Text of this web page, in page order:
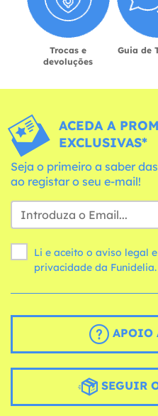
Trocas e
devoluções
Guia de
ACEDA A
EXCLUSIVAS*
Seja o primeiro a saber
ao registar o seu e-mail!
Li e aceito o aviso legal
privacidade da Funidelia.
APOIO
SEGUIR